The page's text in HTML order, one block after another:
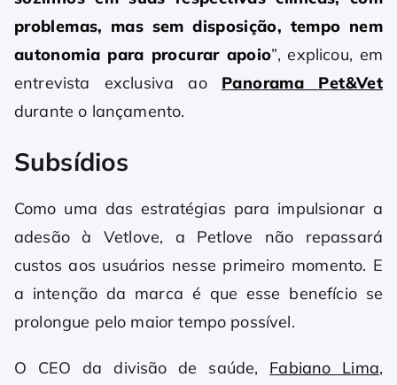
problemas, mas sem disposição, tempo nem
autonomia para procurar apoio”, explicou, em
entrevista exclusiva ao Panorama Pet&Vet
durante o lançamento.
Subsídios
Como uma das estratégias para impulsionar a
adesão à Vetlove, a Petlove não repassará
custos aos usuários nesse primeiro momento. E
a intenção da marca é que esse benefício se
prolongue pelo maior tempo possível.
O CEO da divisão de saúde, Fabiano Lima,